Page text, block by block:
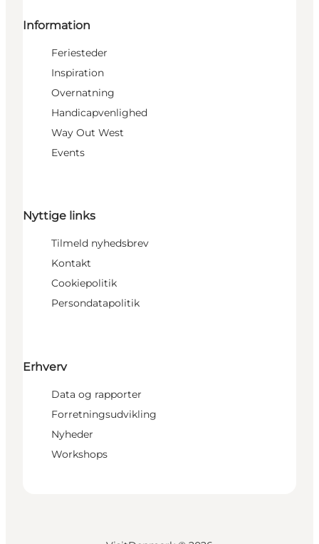
Information
Feriesteder
Inspiration
Overnatning
Handicapvenlighed
Way Out West
Events
Nyttige links
Tilmeld nyhedsbrev
Kontakt
Cookiepolitik
Persondatapolitik
Erhverv
Data og rapporter
Forretningsudvikling
Nyheder
Workshops